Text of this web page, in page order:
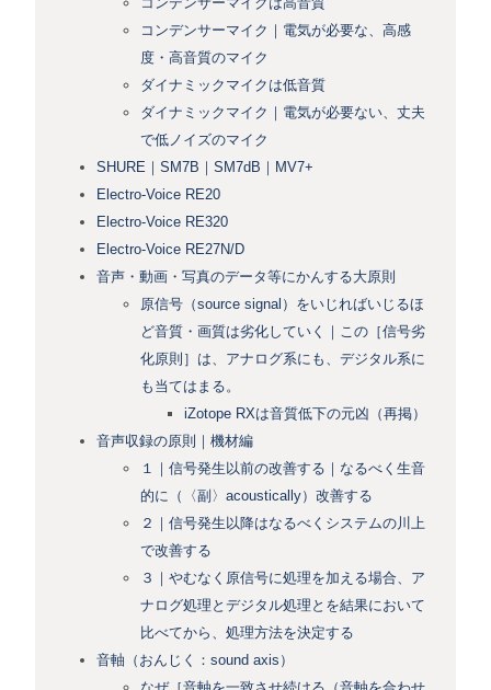
コンデンサーマイク｜電気が必要な、高感
度・高音質のマイク
ダイナミックマイクは低音質
ダイナミックマイク｜電気が必要ない、丈夫
で低ノイズのマイク
SHURE｜SM7B｜SM7dB｜MV7+
Electro-Voice RE20
Electro-Voice RE320
Electro-Voice RE27N/D
音声・動画・写真のデータ等にかんする大原則
原信号（source signal）をいじればいじるほ
ど音質・画質は劣化していく｜この［信号劣
化原則］は、アナログ系にも、デジタル系に
も当てはまる。
iZotope RXは音質低下の元凶（再掲）
音声収録の原則｜機材編
１｜信号発生以前の改善する｜なるべく生音
的に（〈副〉acoustically）改善する
２｜信号発生以降はなるべくシステムの川上
で改善する
３｜やむなく原信号に処理を加える場合、ア
ナログ処理とデジタル処理とを結果において
比べてから、処理方法を決定する
音軸（おんじく：sound axis）
なぜ［音軸を一致させ続ける（音軸を合わせ